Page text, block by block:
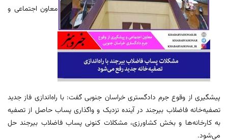
معاون اجتماعی و
پیشگیری از وقوع جرم دادگستری خراسان جنوبی گفت: با راه‌اندازی فاز جدید
تصفیه‌خانه فاضلاب بیرجند در آینده نزدیک و واگذاری پساب حاصل از تصفیه
به کارخانه‌ها و بخش کشاورزی، مشکلات کنونی پساب فاضلاب بیرجند حل
می‌شود.